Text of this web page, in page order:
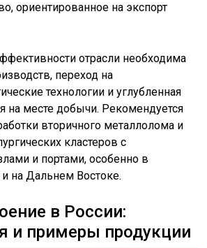
ориентированное на экспорт
отрасли необходима
переход на
технологии и углубленная
на месте добычи. Рекомендуется
вторичного металлолома и
кластеров с
и портами, особенно в
на Дальнем Востоке.
в России:
и примеры продукции